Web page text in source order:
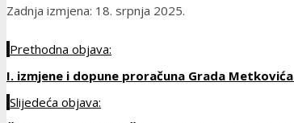
Zadnja izmjena: 18. srpnja 2025.
Prethodna objava:
I. izmjene i dopune proračuna Grada Metkovića
Slijedeća objava: